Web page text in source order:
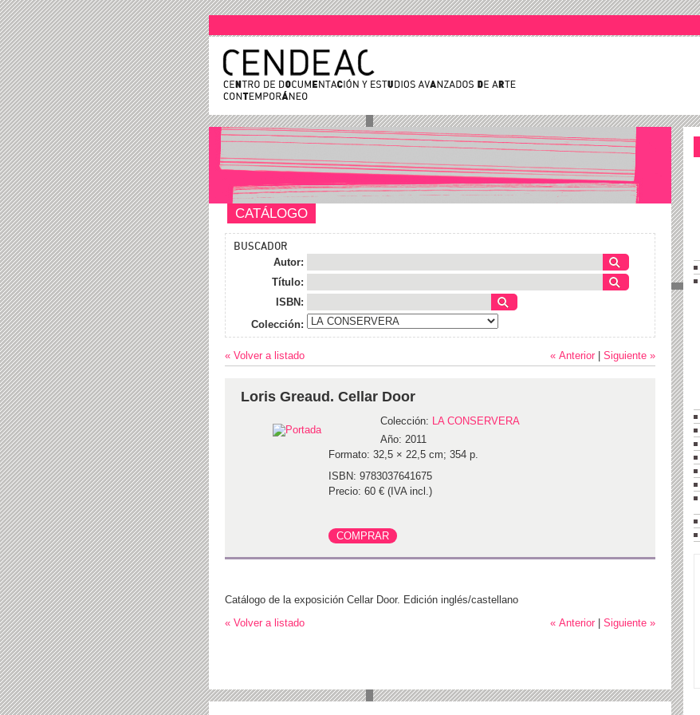
CATÁLOGO
BUSCADOR
Autor:
Título:
ISBN:
Colección:
« Volver a listado Siguiente »
« Anterior
Loris Greaud. Cellar Door
Colección: LA CONSERVERA
Año: 2011
Formato: 32,5 × 22,5 cm; 354 p.
ISBN: 9783037641675
Precio: 60 € (IVA incl.)
Catálogo de la exposición Cellar Door. Edición inglés/castellano
« Volver a listado
Siguiente »
« Anterior